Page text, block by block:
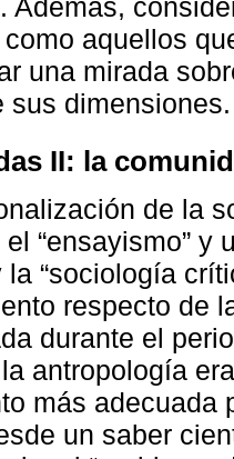
aquellos
una mirada
sus dimensiones.
II: la
de la
“ensayismo” y
la “sociología
respecto de
durante el
antropología
más adecuada
un saber